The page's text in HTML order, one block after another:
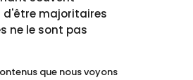
d'être majoritaires
ne le sont pas
que nous voyons